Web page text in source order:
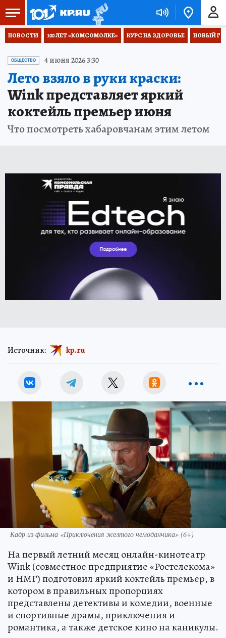
НОВОСТИ 100 ЛЕТ «КОМСОМОЛКЕ» КУРС НА ЗДОРОВЬЕ НОВЫЙ
ОБЩЕСТВО 4 июня 2026 3:30
Лето взяло в руки краски:
Wink представляет яркий
коктейль премьер июня
Что посмотреть хабаровчанам этим летом
Источник: kp.ru
Кадр из фильма «Приключения желтого чемоданчика» (6+)
На первый летний месяц онлайн-кинотеатр
Wink (совместное предприятие «Ростелекома»
и НМГ) подготовил яркий коктейль премьер, в
котором в правильных пропорциях
представлены детективы и комедии, военные
и спортивные драмы, приключения и
романтика, а также детское кино на каникулы.